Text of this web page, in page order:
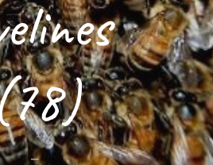
–